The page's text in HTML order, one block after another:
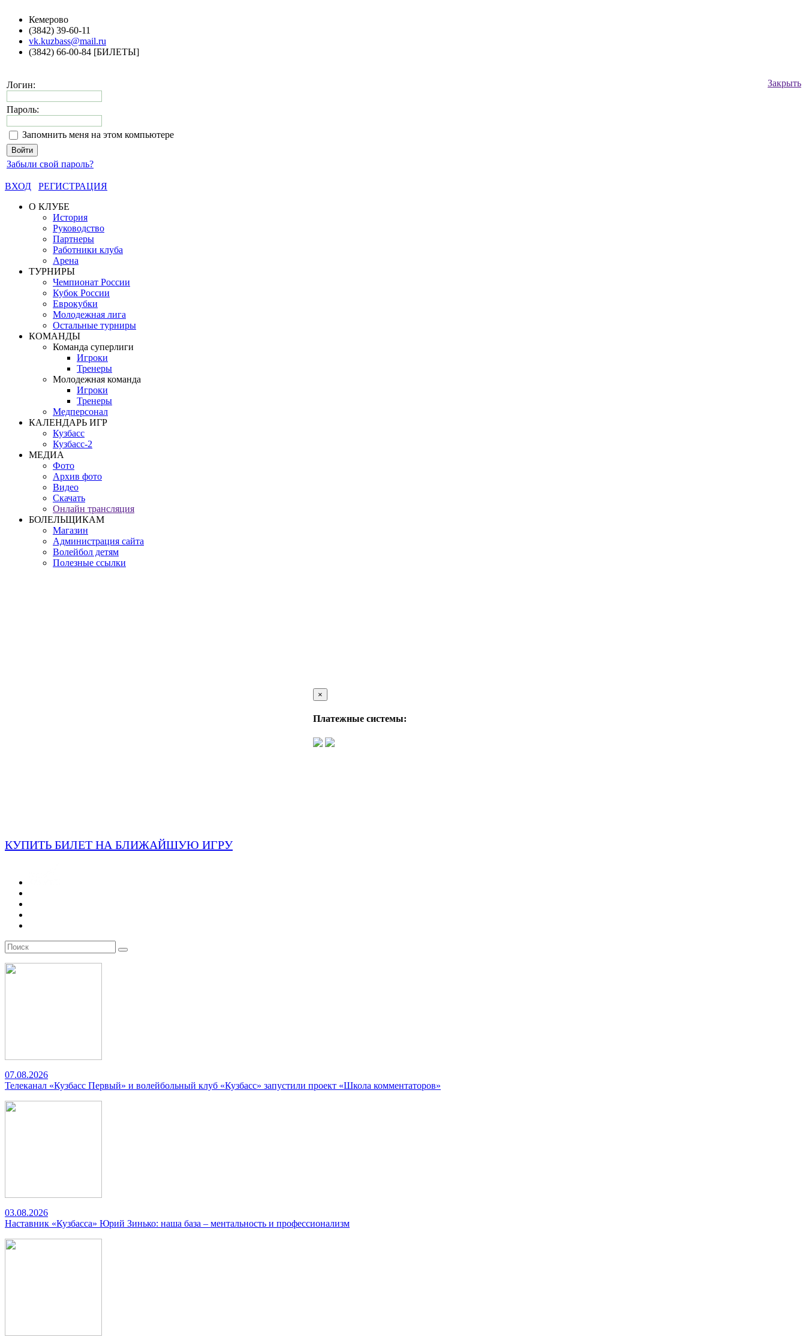
Кемерово
(3842) 39-60-11
vk.kuzbass@mail.ru
(3842) 66-00-84 [БИЛЕТЫ]
Закрыть
Логин:
Пароль:
Запомнить меня на этом компьютере
Забыли свой пароль?
ВХОД
РЕГИСТРАЦИЯ
О КЛУБЕ
История
Руководство
Партнеры
Работники клуба
Арена
ТУРНИРЫ
Чемпионат России
Кубок России
Еврокубки
Молодежная лига
Остальные турниры
КОМАНДЫ
Команда суперлиги
Игроки
Тренеры
Молодежная команда
Игроки
Тренеры
Медперсонал
КАЛЕНДАРЬ ИГР
Кузбасс
Кузбасс-2
МЕДИА
Фото
Архив фото
Видео
Скачать
Онлайн трансляция
БОЛЕЛЬЩИКАМ
Магазин
Администрация сайта
Волейбол детям
Полезные ссылки
×
Платежные системы:
КУПИТЬ БИЛЕТ НА БЛИЖАЙШУЮ ИГРУ
07.08.2026
Телеканал «Кузбасс Первый» и волейбольный клуб «Кузбасс» запустили проект «Школа комментаторов»
03.08.2026
Наставник «Кузбасса» Юрий Зинько: наша база – ментальность и профессионализм